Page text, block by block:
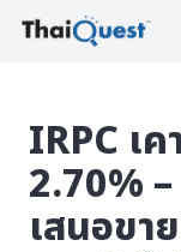
IRPC เ
2.70%
เสนอขา